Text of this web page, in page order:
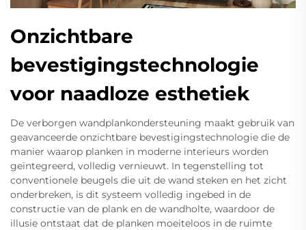
Onzichtbare
bevestigingstechnologie
voor naadloze esthetiek
De verborgen wandplankondersteuning maakt gebruik van
geavanceerde onzichtbare bevestigingstechnologie die de
manier waarop planken in moderne interieurs worden
geïntegreerd, volledig vernieuwt. In tegenstelling tot
conventionele beugels die uit de wand steken en het zicht
onderbreken, is dit systeem volledig ingebed in de
constructie van de plank en de wandholte, waardoor de
illusie ontstaat dat de planken moeiteloos in de ruimte